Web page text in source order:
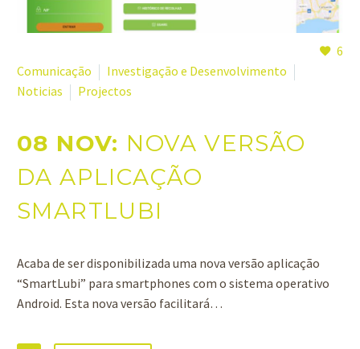
6
Comunicação
Investigação e Desenvolvimento
Noticias
Projectos
08 NOV: NOVA VERSÃO
DA APLICAÇÃO
SMARTLUBI
Acaba de ser disponibilizada uma nova versão aplicação
“SmartLubi” para smartphones com o sistema operativo
Android. Esta nova versão facilitará…